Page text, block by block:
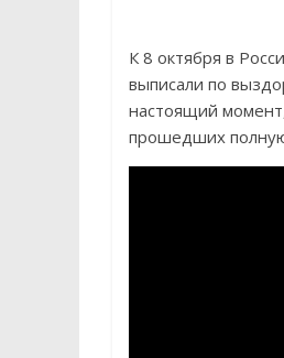
К 8 октября в
выписали по
настоящий
прошедших